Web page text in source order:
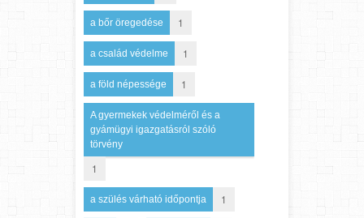
a bőr öregedése 1
a család védelme 1
a föld népessége 1
A gyermekek védelméről és a
gyámügyi igazgatásról szóló
törvény
1
a szülés várható időpontja 1